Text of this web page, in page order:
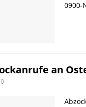
0900-
an